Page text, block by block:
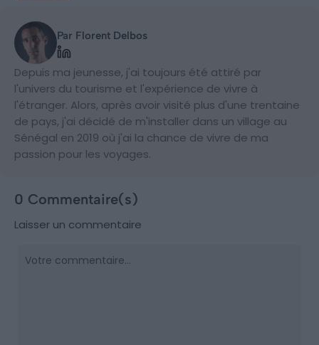
Par Florent Delbos
Depuis ma jeunesse, j'ai toujours été attiré par
l'univers du tourisme et l'expérience de vivre à
l'étranger. Alors, après avoir visité plus d'une trentaine
de pays, j'ai décidé de m'installer dans un village au
Sénégal en 2019 où j'ai la chance de vivre de ma
passion pour les voyages.
0 Commentaire(s)
Laisser un commentaire